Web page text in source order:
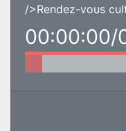
/>Rendez-vous
00:00:00/